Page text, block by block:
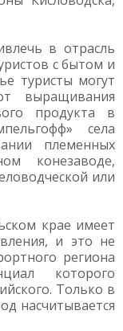
в отрасль
с бытом и
туристы могут
выращивания
продукта в
села
племенных
конезаводе,
или
крае имеет
и это не
региона
которого
Только в
насчитывается